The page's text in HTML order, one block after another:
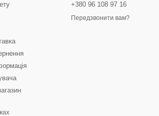
+380 96 108 97 16
Передзвонити вам?